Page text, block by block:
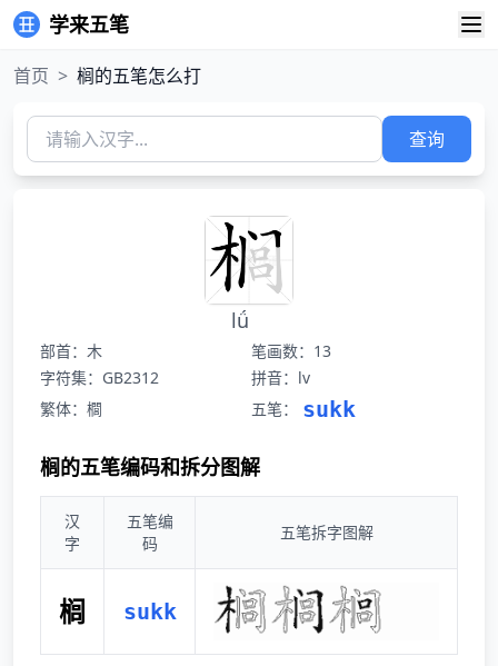
学来五笔
首页 > 榈的五笔怎么打
查询
lǘ
部首：木
笔画数：13
字符集：GB2312
拼音：lv
繁体：櫚
五笔： sukk
榈的五笔编码和拆分图解
汉
字
五笔编
码
五笔拆字图解
榈 sukk